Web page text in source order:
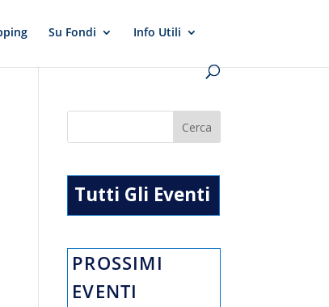
Su Fondi Info Utili
Tutti Gli Eventi
PROSSIMI
EVENTI